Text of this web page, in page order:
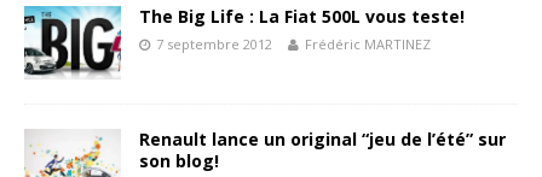
The Big Life : La Fiat 500L vous teste!
7 septembre 2012 Frédéric MARTINEZ
Renault lance un original “jeu de l’été” sur
son blog!